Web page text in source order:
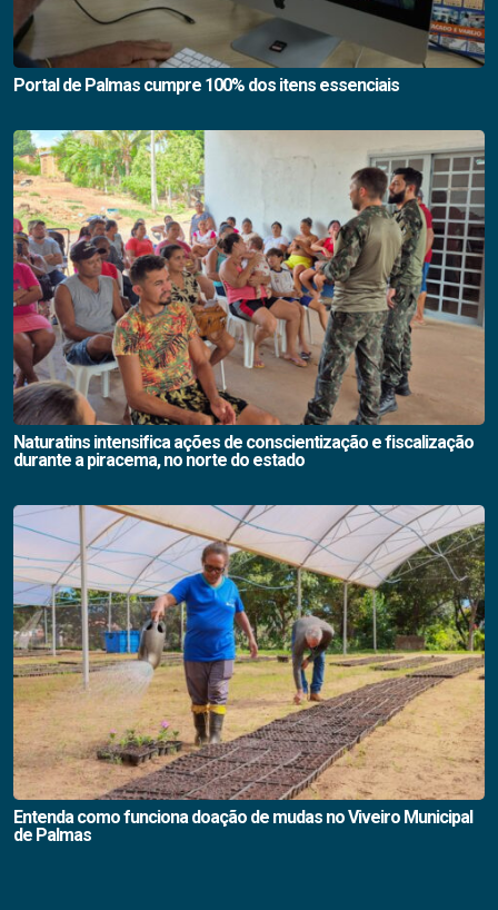
Portal de Palmas cumpre 100% dos itens essenciais
Naturatins intensifica ações de conscientização e fiscalização
durante a piracema, no norte do estado
Entenda como funciona doação de mudas no Viveiro Municipal
de Palmas